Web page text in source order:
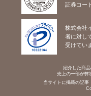
証券コー
株式会社
者に対し
受けてい
紹介した商品
売上の一部が弊
当サイトに掲載の記事